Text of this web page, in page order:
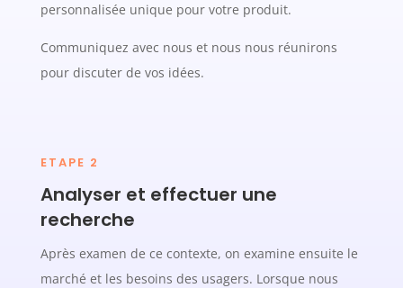
personnalisée unique pour votre produit.
Communiquez avec nous et nous nous réunirons
pour discuter de vos idées.
ETAPE 2
Analyser et effectuer une
recherche
Après examen de ce contexte, on examine ensuite le
marché et les besoins des usagers. Lorsque nous